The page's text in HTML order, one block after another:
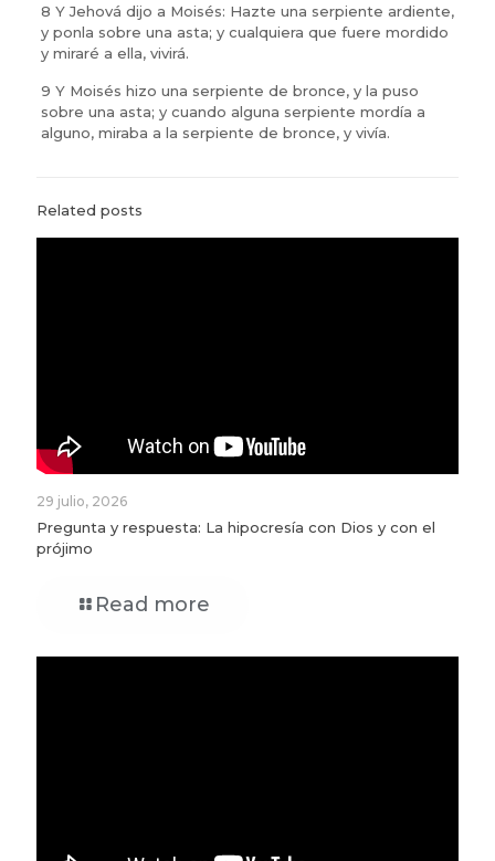
8 Y Jehová dijo a Moisés: Hazte una serpiente ardiente,
y ponla sobre una asta; y cualquiera que fuere mordido
y miraré a ella, vivirá.
9 Y Moisés hizo una serpiente de bronce, y la puso
sobre una asta; y cuando alguna serpiente mordía a
alguno, miraba a la serpiente de bronce, y vivía.
Related posts
29 julio, 2026
Pregunta y respuesta: La hipocresía con Dios y con el
prójimo
Read more